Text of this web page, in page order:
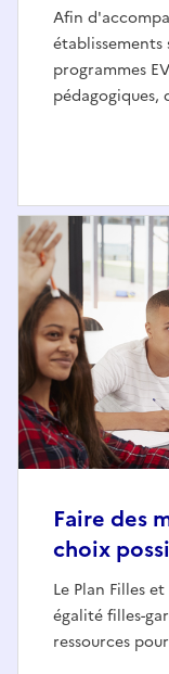
Afin
programmes
pédagogiques,
Faire des
choix
Le Plan Filles
égalité filles-
ressources